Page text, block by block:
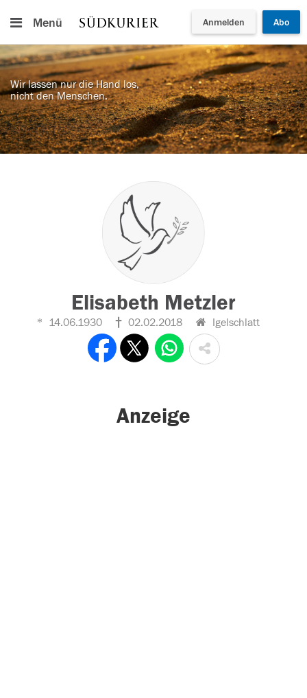
Menü Anmelden Abo
Wir lassen nur die Hand los,
nicht den Menschen.
Elisabeth Metzler
14.06.1930 02.02.2018 Igelschlatt
Anzeige